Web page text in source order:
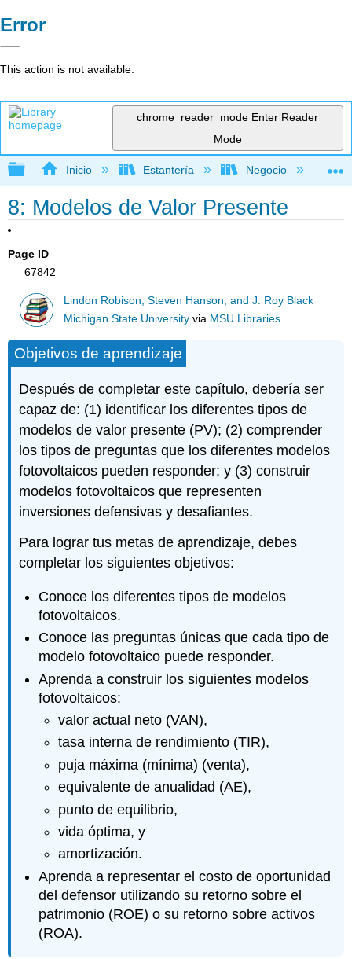
Error
This action is not available.
chrome_reader_mode Enter Reader
Mode
Expandir/contraer jerarquía global
Inicio Estantería Negocio
8: Modelos de Valor Presente
Page ID
67842
Lindon Robison, Steven Hanson, and J. Roy Black
Michigan State University via MSU Libraries
Objetivos de aprendizaje
Después de completar este capítulo, debería ser
capaz de: (1) identificar los diferentes tipos de
modelos de valor presente (PV); (2) comprender
los tipos de preguntas que los diferentes modelos
fotovoltaicos pueden responder; y (3) construir
modelos fotovoltaicos que representen
inversiones defensivas y desafiantes.
Para lograr tus metas de aprendizaje, debes
completar los siguientes objetivos:
Conoce los diferentes tipos de modelos
fotovoltaicos.
Conoce las preguntas únicas que cada tipo de
modelo fotovoltaico puede responder.
Aprenda a construir los siguientes modelos
fotovoltaicos:
valor actual neto (VAN),
tasa interna de rendimiento (TIR),
puja máxima (mínima) (venta),
equivalente de anualidad (AE),
punto de equilibrio,
vida óptima, y
amortización.
Aprenda a representar el costo de oportunidad
del defensor utilizando su retorno sobre el
patrimonio (ROE) o su retorno sobre activos
(ROA).